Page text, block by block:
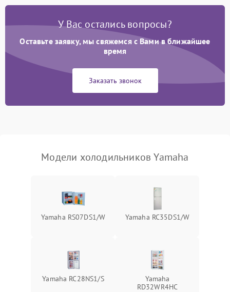
Образование конденсата
1800 ₽ Подробнее →
Сбой в работе инвертора
работе
2000 ₽ Подробнее →
У Вас остались вопросы?
Оставьте заявку, мы свяжемся с Вами в ближайшее
время
Заказать звонок
Модели холодильников Yamaha
Yamaha RS07DS1/W Yamaha RC35DS1/W
Yamaha RC28NS1/S
Yamaha
RD32WR4HC